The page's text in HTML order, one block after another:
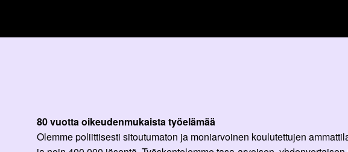
80 vuotta oikeudenmukaista työelämää
Olemme poliittisesti sitoutumaton ja moniarvoinen koulutettujen